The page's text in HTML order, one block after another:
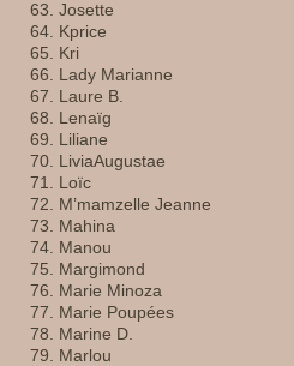
Josette
Kprice
Kri
Lady Marianne
Laure B.
Lenaïg
Liliane
LiviaAugustae
Loïc
M’mamzelle Jeanne
Mahina
Manou
Margimond
Marie Minoza
Marie Poupées
Marine D.
Marlou